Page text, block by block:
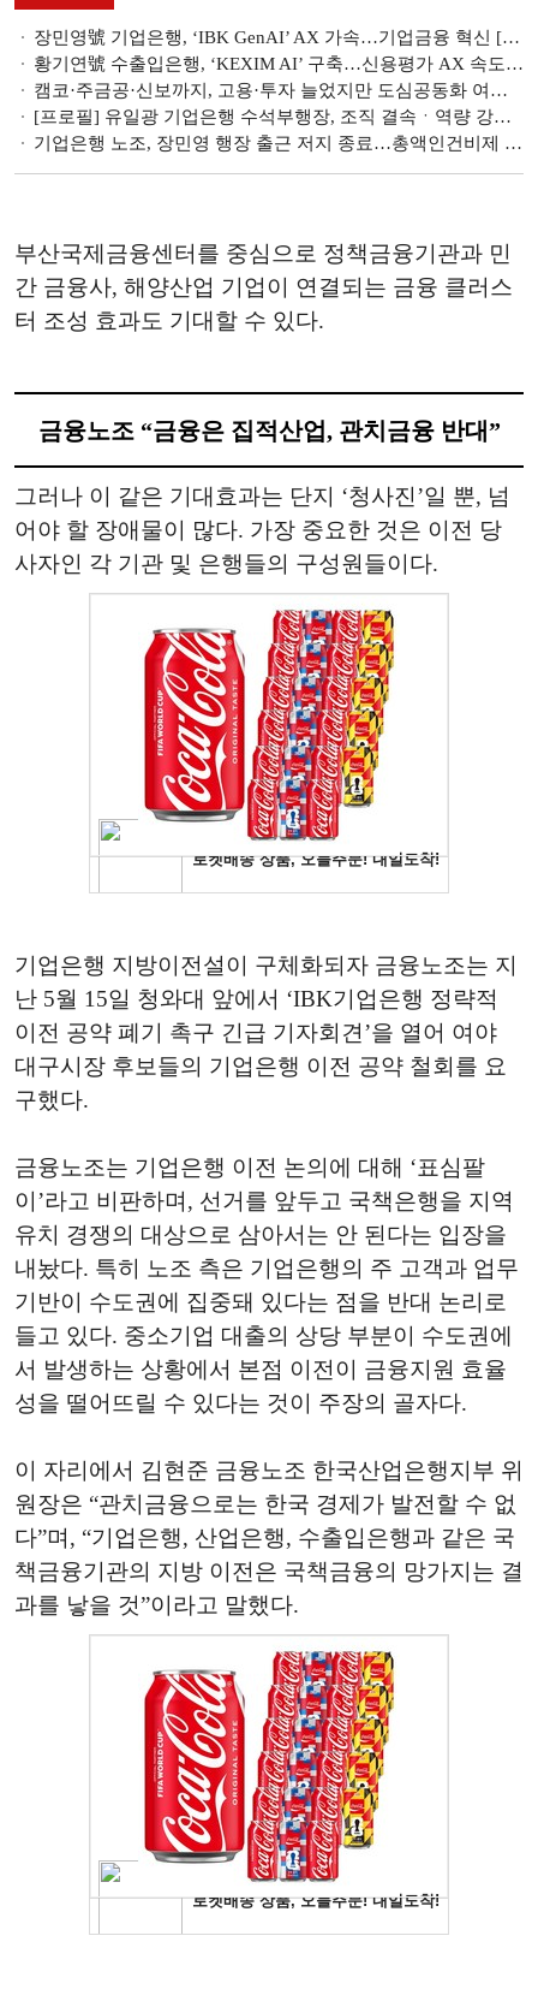
장민영號 기업은행, ‘IBK GenAI’ AX 가속…기업금융 혁신 [금융권 AI 人포그래픽]
황기연號 수출입은행, ‘KEXIM AI’ 구축…신용평가 AX 속도 [금융권 AI 人포그래픽]
캠코·주금공·신보까지, 고용·투자 늘었지만 도심공동화 여전 [금융공기업 지방이전 진단①]
[프로필] 유일광 기업은행 수석부행장, 조직 결속ㆍ역량 강화 적임자
기업은행 노조, 장민영 행장 출근 저지 종료…총액인건비제 협상 국면
부산국제금융센터를 중심으로 정책금융기관과 민
간 금융사, 해양산업 기업이 연결되는 금융 클러스
터 조성 효과도 기대할 수 있다.
금융노조 “금융은 집적산업, 관치금융 반대”
그러나 이 같은 기대효과는 단지 ‘청사진’일 뿐, 넘
어야 할 장애물이 많다. 가장 중요한 것은 이전 당
사자인 각 기관 및 은행들의 구성원들이다.
기업은행 지방이전설이 구체화되자 금융노조는 지
난 5월 15일 청와대 앞에서 ‘IBK기업은행 정략적
이전 공약 폐기 촉구 긴급 기자회견’을 열어 여야
대구시장 후보들의 기업은행 이전 공약 철회를 요
구했다.
금융노조는 기업은행 이전 논의에 대해 ‘표심팔
이’라고 비판하며, 선거를 앞두고 국책은행을 지역
유치 경쟁의 대상으로 삼아서는 안 된다는 입장을
내놨다. 특히 노조 측은 기업은행의 주 고객과 업무
기반이 수도권에 집중돼 있다는 점을 반대 논리로
들고 있다. 중소기업 대출의 상당 부분이 수도권에
서 발생하는 상황에서 본점 이전이 금융지원 효율
성을 떨어뜨릴 수 있다는 것이 주장의 골자다.
이 자리에서 김현준 금융노조 한국산업은행지부 위
원장은 “관치금융으로는 한국 경제가 발전할 수 없
다”며, “기업은행, 산업은행, 수출입은행과 같은 국
책금융기관의 지방 이전은 국책금융의 망가지는 결
과를 낳을 것”이라고 말했다.